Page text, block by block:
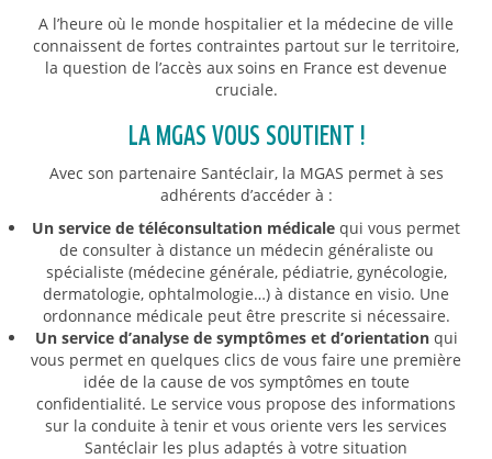
A l’heure où le monde hospitalier et la médecine de ville
connaissent de fortes contraintes partout sur le territoire,
la question de l’accès aux soins en France est devenue
cruciale.
LA MGAS VOUS SOUTIENT !
Avec son partenaire Santéclair, la MGAS permet à ses
adhérents d’accéder à :
Un service de téléconsultation médicale qui vous permet
de consulter à distance un médecin généraliste ou
spécialiste (médecine générale, pédiatrie, gynécologie,
dermatologie, ophtalmologie…) à distance en visio. Une
ordonnance médicale peut être prescrite si nécessaire.
Un service d’analyse de symptômes et d’orientation qui
vous permet en quelques clics de vous faire une première
idée de la cause de vos symptômes en toute
confidentialité. Le service vous propose des informations
sur la conduite à tenir et vous oriente vers les services
Santéclair les plus adaptés à votre situation